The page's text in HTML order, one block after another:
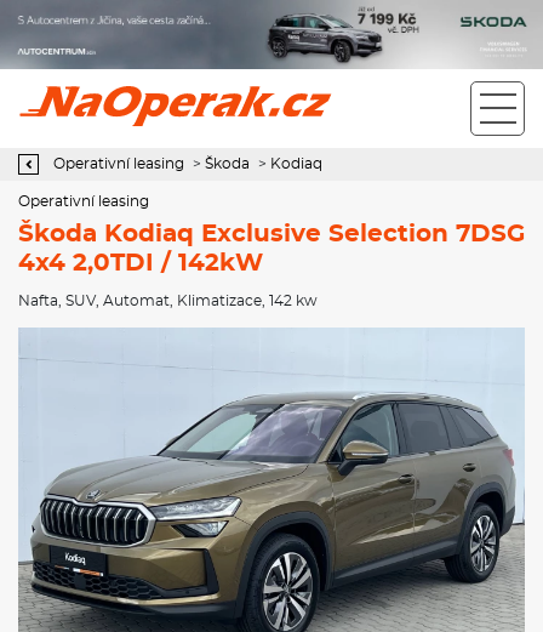
Operativní leasing Škoda Kodiaq Exclusive Selection 7DSG 4x4
2,0TDI / 142kW
Operativní leasing > Škoda > Kodiaq
Operativní leasing
Škoda Kodiaq Exclusive Selection 7DSG
4x4 2,0TDI / 142kW
Nafta SUV, Automat Klimatizace , 142 kw